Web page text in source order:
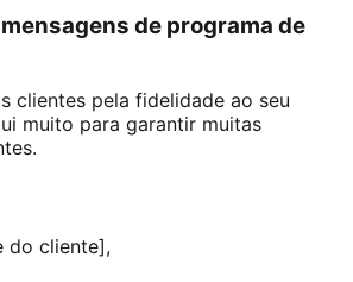
de programa de
clientes pela fidelidade ao seu
muito para garantir muitas
do cliente],